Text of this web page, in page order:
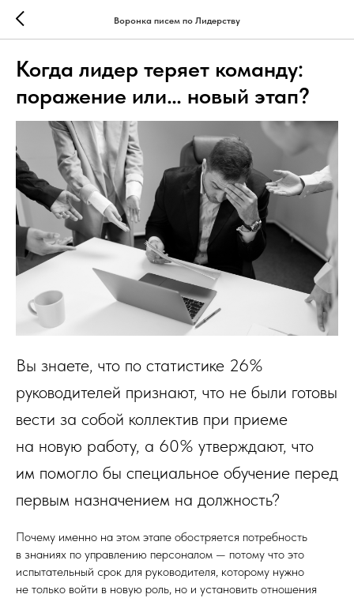
Воронка писем по Лидерству
Когда лидер теряет команду:
поражение или… новый этап?
Вы знаете, что по статистике 26%
руководителей признают, что не были готовы
вести за собой коллектив при приеме
на новую работу, а 60% утверждают, что
им помогло бы специальное обучение перед
первым назначением на должность?
Почему именно на этом этапе обостряется потребность
в знаниях по управлению персоналом — потому что это
испытательный срок для руководителя, которому нужно
не только войти в новую роль, но и установить отношения